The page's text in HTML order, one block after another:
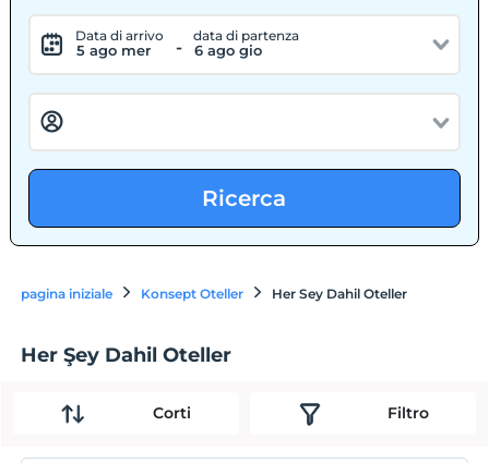
Data di arrivo
5 ago mer -
data di partenza
6 ago gio
Ricerca
pagina iniziale Konsept Oteller Her Sey Dahil Oteller
Her Şey Dahil Oteller
Corti Filtro